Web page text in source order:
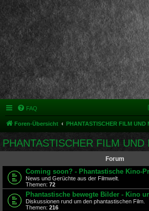
FAQ
Foren-Übersicht PHANTASTISCHER FILM UND
PHANTASTISCHER FILM UND
Forum
Coming soon? - Phantastische Kino-
News und Gerüchte aus der Filmwelt.
Themen: 72
Phantastische bewegte Bilder - Kino
Diskussionen rund um den phantastischen Film.
Themen: 216